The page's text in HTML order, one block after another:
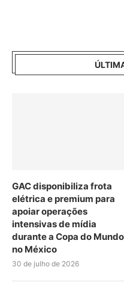
GAC disponibiliza frota
elétrica e premium para
apoiar operações
intensivas de mídia
durante a Copa do Mundo
no México
30 de julho de 2026